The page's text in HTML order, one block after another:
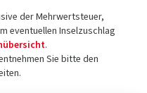
der Mehrwertsteuer,
eventuellen Inselzuschlag
.
Sie bitte den